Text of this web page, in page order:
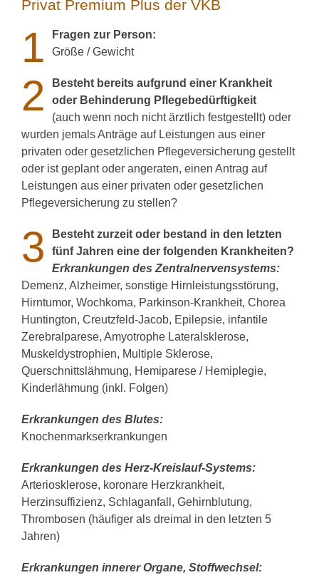
Privat Premium Plus der VKB
1
Fragen zur Person:
Größe / Gewicht
2
Besteht bereits aufgrund einer Krankheit
oder Behinderung Pflegebedürftigkeit
(auch wenn noch nicht ärztlich festgestellt) oder
wurden jemals Anträge auf Leistungen aus einer
privaten oder gesetzlichen Pflegeversicherung gestellt
oder ist geplant oder angeraten, einen Antrag auf
Leistungen aus einer privaten oder gesetzlichen
Pflegeversicherung zu stellen?
3
Besteht zurzeit oder bestand in den letzten
fünf Jahren eine der folgenden Krankheiten?
Erkrankungen des Zentralnervensystems:
Demenz, Alzheimer, sonstige Hirnleistungsstörung,
Hirntumor, Wochkoma, Parkinson-Krankheit, Chorea
Huntington, Creutzfeld-Jacob, Epilepsie, infantile
Zerebralparese, Amyotrophe Lateralsklerose,
Muskeldystrophien, Multiple Sklerose,
Querschnittslähmung, Hemiparese / Hemiplegie,
Kinderlähmung (inkl. Folgen)
Erkrankungen des Blutes:
Knochenmarkserkrankungen
Erkrankungen des Herz-Kreislauf-Systems:
Arteriosklerose, koronare Herzkrankheit,
Herzinsuffizienz, Schlaganfall, Gehirnblutung,
Thrombosen (häufiger als dreimal in den letzten 5
Jahren)
Erkrankungen innerer Organe, Stoffwechsel: